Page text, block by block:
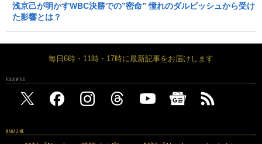
浅京己が明かすWBC決勝での”密命” 憧れのダルビッシュから受け
た影響とは？
毎日6時・11時・17時に最新記事をお届けします
FOLLOW US
MAGAZINE